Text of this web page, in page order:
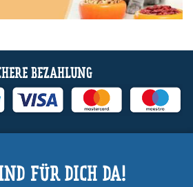
BEZAHLUNG
FÜR DICH DA!